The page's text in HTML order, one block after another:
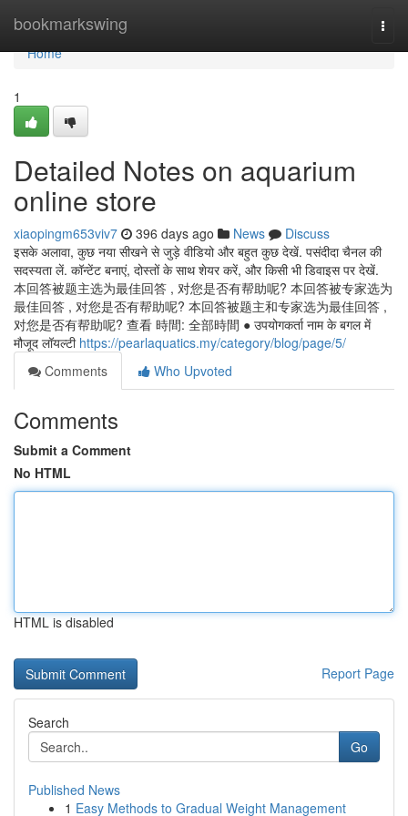
bookmarkswing
Home
Home
1
Detailed Notes on aquarium
online store
xiaopingm653viv7 396 days ago News
Discuss
इसके अलावा, कुछ नया सीखने से जुड़े वीडियो और बहुत कुछ देखें. पसंदीदा चैनल की
सदस्यता लें. कॉन्टेंट बनाएं, दोस्तों के साथ शेयर करें, और किसी भी डिवाइस पर देखें.
本回答被题主选为最佳回答 , 对您是否有帮助呢? 本回答被专家选为
最佳回答 , 对您是否有帮助呢? 本回答被题主和专家选为最佳回答 ,
对您是否有帮助呢? 查看 時間: 全部時間 ● उपयोगकर्ता नाम के बगल में
मौजूद लॉयल्टी https://pearlaquatics.my/category/blog/page/5/
Comments
Who Upvoted
Comments
Submit a Comment
No HTML
HTML is disabled
Report Page
Search
Go
Published News
1 Easy Methods to Gradual Weight Management